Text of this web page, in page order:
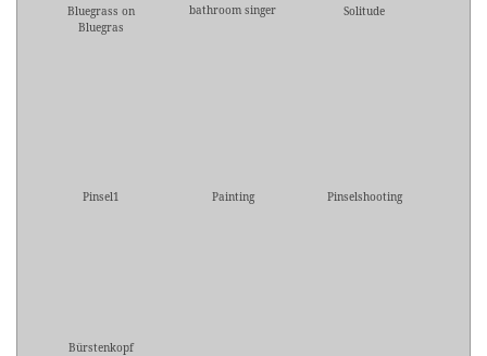
Bluegrass on
Bluegras
bathroom singer Solitude
Pinsel1 Painting Pinselshooting
Bürstenkopf